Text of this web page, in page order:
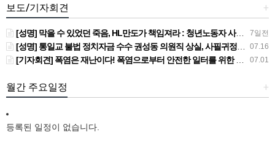
+
보도/기자회견
7일전
[성명] 막을 수 있었던 죽음, HL만도가 책임져라 : 청년노동자 사망사고의 철저한 진상규명과 재발방지 대책 마련하라
07.16
[성명] 통일교 불법 정치자금 수수 권성동 의원직 상실, 사필귀정이다
07.01
[기자회견] 폭염은 재난이다! 폭염으로부터 안전한 일터를 위한 민주노총 강원지역본부 폭염감시단 선포 기자회견
+
월간 주요일정
등록된 일정이 없습니다.